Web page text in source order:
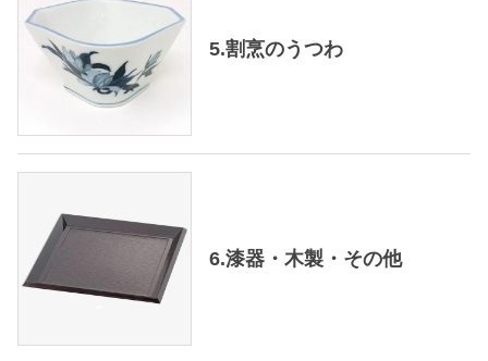
5.割烹のうつわ
6.漆器・木製・その他